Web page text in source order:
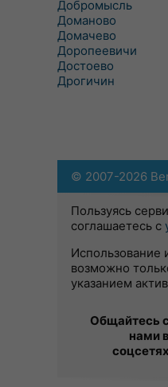
Добромысль
Доманово
Домачево
Доропеевичи
Достоево
Дрогичин
© 2007-2026
Пользуясь
соглашаетесь с
Использование
возможно
указанием
Общайтесь с
нами в
соцсетях